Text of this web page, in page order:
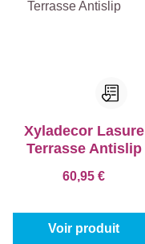
Xyladecor Lasure
Terrasse Antislip
60,95 €
Voir produit